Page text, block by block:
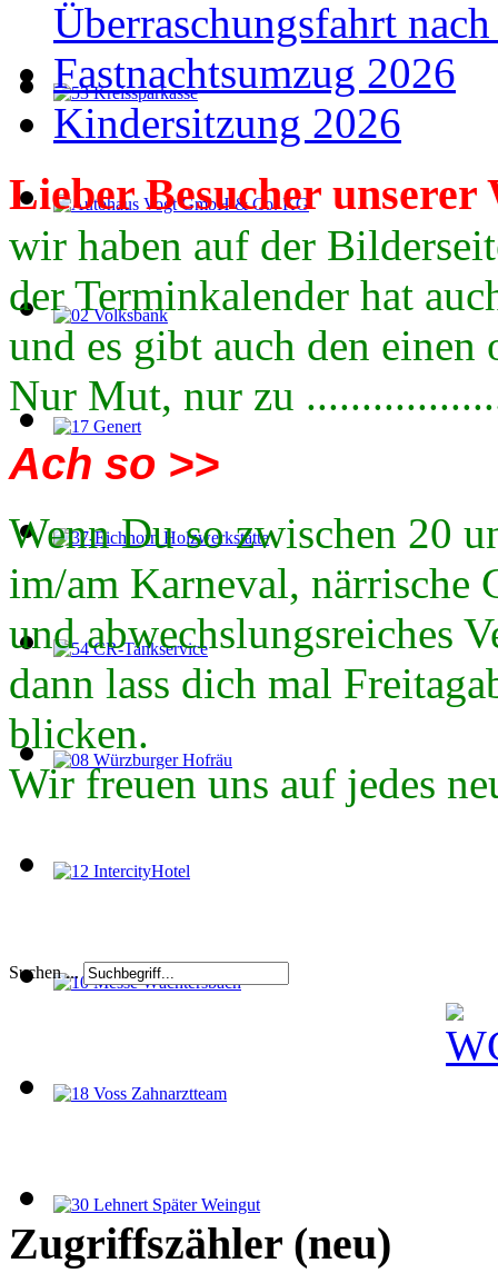
Überraschungsfahrt
Fastnachtsumzug 2026
Kindersitzung 2026
LieberBesucher unserer
wir haben auf der
der Terminkalender hat
und es gibt auch den einen
Nur Mut, nur zu
Ach so >>
Wenn Du so zwischen 20
im/am Karneval, närrische
und abwechslungsreiches
dann lass dich mal
blicken.
Wir freuen uns auf jedes
Suchen ...
Zugriffszähler (neu)